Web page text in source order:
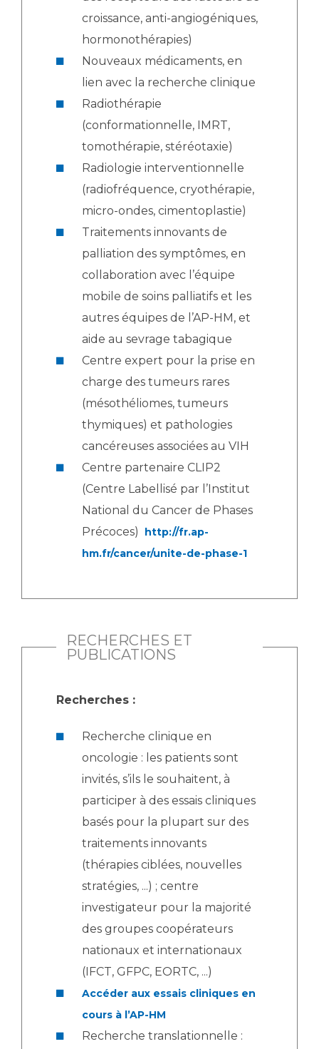
croissance, anti-angiogéniques,
hormonothérapies)
Nouveaux médicaments, en
lien avec la recherche clinique
Radiothérapie
(conformationnelle, IMRT,
tomothérapie, stéréotaxie)
Radiologie interventionnelle
(radiofréquence, cryothérapie,
micro-ondes, cimentoplastie)
Traitements innovants de
palliation des symptômes, en
collaboration avec l’équipe
mobile de soins palliatifs et les
autres équipes de l’AP-HM, et
aide au sevrage tabagique
Centre expert pour la prise en
charge des tumeurs rares
(mésothéliomes, tumeurs
thymiques) et pathologies
cancéreuses associées au VIH
Centre partenaire CLIP2
(Centre Labellisé par l’Institut
National du Cancer de Phases
Précoces) http://fr.ap-
hm.fr/cancer/unite-de-phase-1
RECHERCHES ET
PUBLICATIONS
Recherches :
Recherche clinique en
oncologie : les patients sont
invités, s’ils le souhaitent, à
participer à des essais cliniques
basés pour la plupart sur des
traitements innovants
(thérapies ciblées, nouvelles
stratégies, ...) ; centre
investigateur pour la majorité
des groupes coopérateurs
nationaux et internationaux
(IFCT, GFPC, EORTC, ...)
Accéder aux essais cliniques en
cours à l’AP-HM
Recherche translationnelle :